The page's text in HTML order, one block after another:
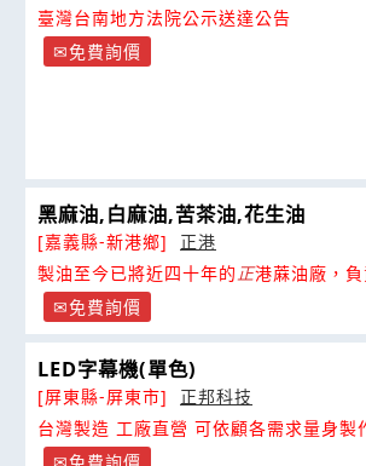
臺灣台南地方法院公示送達公告
免費詢價
黑麻油,白麻油,苦茶油,花生油
[嘉義縣-新港鄉]
正港
製油至今已將近四十年的正港蔴油廠，
從原物料的品質做好控管，並且藉由經
侯
免費詢價
LED字幕機(單色)
[屏東縣-屏東市]
正邦科技
台灣製造 工廠直營 可依顧各需求量身製作 文字 內容 可隨時由電腦修改 意
者 請電洽正邦科技